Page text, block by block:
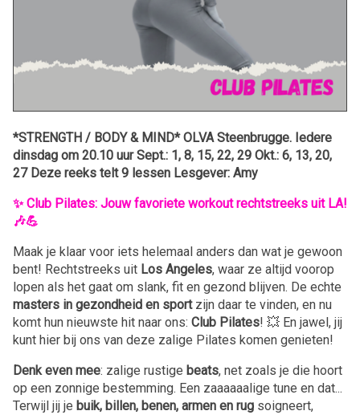
*STRENGTH / BODY & MIND* OLVA Steenbrugge. Iedere
dinsdag om 20.10 uur Sept.: 1, 8, 15, 22, 29 Okt.: 6, 13, 20,
27 Deze reeks telt 9 lessen Lesgever: Amy
✨ Club Pilates: Jouw favoriete workout rechtstreeks uit LA!
🎶💪
Maak je klaar voor iets helemaal anders dan wat je gewoon
bent! Rechtstreeks uit Los Angeles, waar ze altijd voorop
lopen als het gaat om slank, fit en gezond blijven. De echte
masters in gezondheid en sport zijn daar te vinden, en nu
komt hun nieuwste hit naar ons: Club Pilates! 💥 En jawel, jij
kunt hier bij ons van deze zalige Pilates komen genieten!
Denk even mee: zalige rustige beats, net zoals je die hoort
op een zonnige bestemming. Een zaaaaaalige tune en dat...
Terwijl jij je buik, billen, benen, armen en rug soigneert,